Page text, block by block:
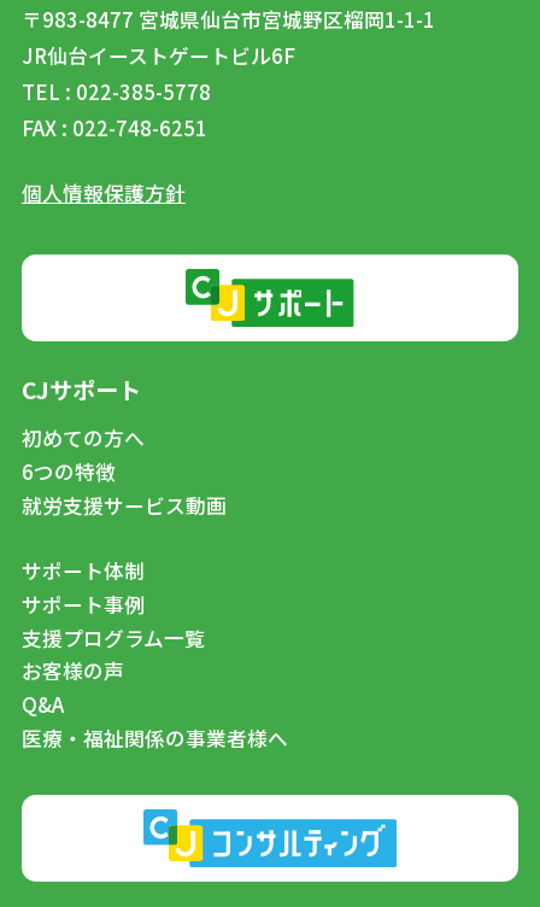
〒983-8477 宮城県仙台市宮城野区榴岡1-1-1
JR仙台イーストゲートビル6F
TEL : 022-385-5778
FAX : 022-748-6251
個人情報保護方針
CJサポート
初めての方へ
6つの特徴
就労支援サービス動画
サポート体制
サポート事例
支援プログラム一覧
お客様の声
Q&A
医療・福祉関係の事業者様へ